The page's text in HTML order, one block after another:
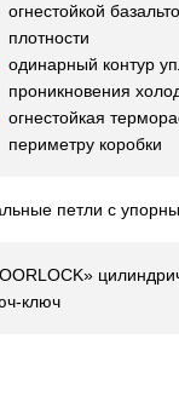
огнестойкой
плотности
одинарный контур
проникновения
огнестойкая
периметру коробки
петли с
ключ